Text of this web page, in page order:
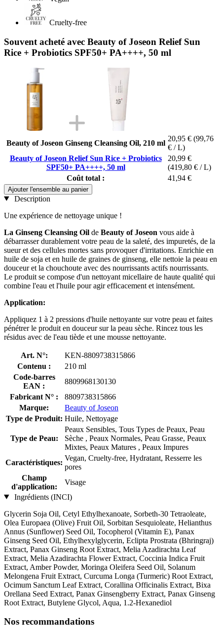
Cruelty-free
Souvent acheté avec Beauty of Joseon Relief Sun
Rice + Probiotics SPF50+ PA++++, 50 ml
Beauty of Joseon Ginseng Cleansing Oil, 210 ml
20,95 € (99,76
€ / L)
Beauty of Joseon Relief Sun Rice + Probiotics
SPF50+ PA++++, 50 ml
20,99 €
(419,80 € / L)
Coût total :
41,94 €
Ajouter l'ensemble au panier
Description
Une expérience de nettoyage unique !
La Ginseng Cleansing Oil de Beauty of Joseon vous aide à
débarrasser durablement votre peau de la saleté, des impuretés, de la
sueur et des cellules mortes sans provoquer d'irritations. Enrichie en
huile de soja et en huile de graines de ginseng, elle nettoie la peau en
douceur et la chouchoute avec des nourrissants actifs nourrissants.
Le produit se compose d'un nettoyant micellaire de haute qualité qui
combine l'eau et l'huile pour agir efficacement et intensément.
Application:
Appliquez 1 à 2 pressions d'huile nettoyante sur votre peau et faites
pénétrer le produit en douceur sur la peau sèche. Rincez tous les
résidus avec de l'eau tiède et une mousse nettoyante.
Art. N°:
KEN-8809738315866
Contenu :
210 ml
Code-barres
EAN :
8809968130130
Fabricant N° :
8809738315866
Marque:
Beauty of Joseon
Type de Produit: Huile, Nettoyage
Type de Peau:
Peaux Sensibles, Tous Types de Peaux, Peau
Sèche , Peaux Normales, Peau Grasse, Peaux
Mixtes, Peaux Matures , Peaux Impures
Caractéristiques:
Vegan, Cruelty-free, Hydratant, Resserre les
pores
Champ
d'application:
Visage
Ingrédients (INCI)
Glycerin Soja Oil, Cetyl Ethylhexanoate, Sorbeth-30 Tetraoleate,
Olea Europaea (Olive) Fruit Oil, Sorbitan Sesquioleate, Helianthus
Annus (Sunflower) Seed Oil, Tocopherol (Vitamin E), Panax
Ginseng Seed Oil, Ethylhexylglycerin, Eclipta Prostrata (Bhringraj)
Extract, Panax Ginseng Root Extract, Melia Azadirachta Leaf
Extract, Melia Azadirachta Flower Extract, Coccinia Indica Fruit
Extract, Amber Powder, Moringa Oleifera Seed Oil, Solanum
Melongena Fruit Extract, Curcuma Longa (Turmeric) Root Extract,
Ocimum Sanctum Leaf Extract, Corallina Officinalis Extract, Bixa
Orellana Seed Extract, Panax Ginsengberry Extract, Panax Ginseng
Root Extract, Butylene Glycol, Aqua, 1.2-Hexanediol
Nos recommandations